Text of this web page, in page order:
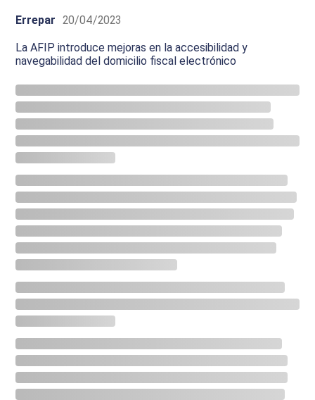
Errepar 20/04/2023
La AFIP introduce mejoras en la accesibilidad y
navegabilidad del domicilio fiscal electrónico